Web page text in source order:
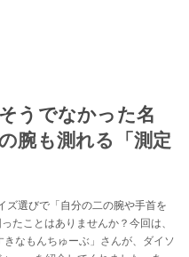
うでなかった名
腕も測れる「測定
ズ選びで「自分の二の腕や手首を
たことはありませんか？今回は、
なもんちゅーぶ」さんが、ダイソ